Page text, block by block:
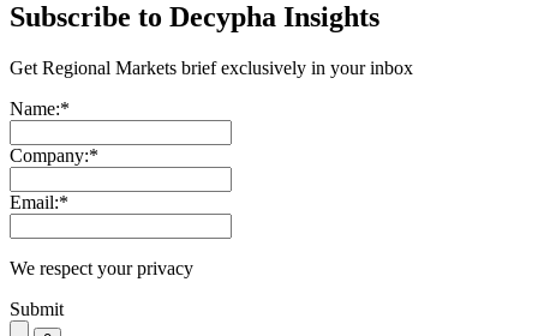
Subscribe to Decypha Insights
Get Regional Markets brief exclusively in your inbox
Name:*
Company:*
Email:*
We respect your privacy
Submit